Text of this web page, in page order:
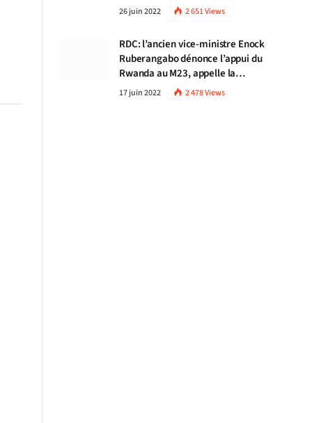
26 juin 2022 2 651Views
RDC: l’ancien vice-ministre Enock
Ruberangabo dénonce l’appui du
Rwanda au M23, appelle la
communauté internationale à
stopper Kigali
17 juin 2022 2 478Views